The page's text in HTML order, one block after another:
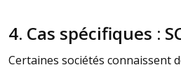
4. Cas spécifiques :
Certaines sociétés connaissent